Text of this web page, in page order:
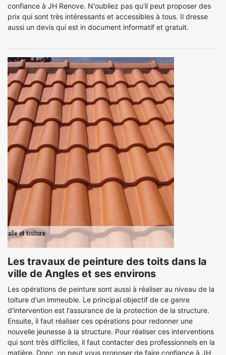
confiance à JH Renove. N'oubliez pas qu'il peut proposer des
prix qui sont très intéressants et accessibles à tous. Il dresse
aussi un devis qui est in document informatif et gratuit.
Les travaux de peinture des toits dans la
ville de Angles et ses environs
Les opérations de peinture sont aussi à réaliser au niveau de la
toiture d'un immeuble. Le principal objectif de ce genre
d'intervention est l'assurance de la protection de la structure.
Ensuite, il faut réaliser ces opérations pour redonner une
nouvelle jeunesse à la structure. Pour réaliser ces interventions
qui sont très difficiles, il faut contacter des professionnels en la
matière. Donc, on peut vous proposer de faire confiance à JH